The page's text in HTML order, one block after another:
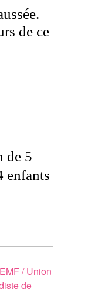
de ce
de 5
enfants
/ Union
de